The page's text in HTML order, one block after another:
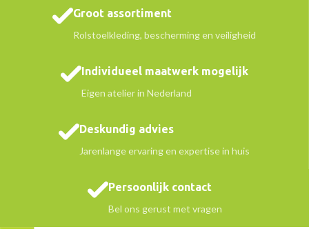
Groot assortiment
Rolstoelkleding, bescherming en veiligheid
Individueel maatwerk mogelijk
Eigen atelier in Nederland
Deskundig advies
Jarenlange ervaring en expertise in huis
Persoonlijk contact
Bel ons gerust met vragen